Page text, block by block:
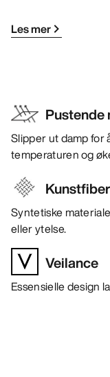
Les mer
Pustende
Slipper ut damp for
temperaturen og
Kunstfiber
Syntetiske
eller ytelse.
Veilance
Essensielle design